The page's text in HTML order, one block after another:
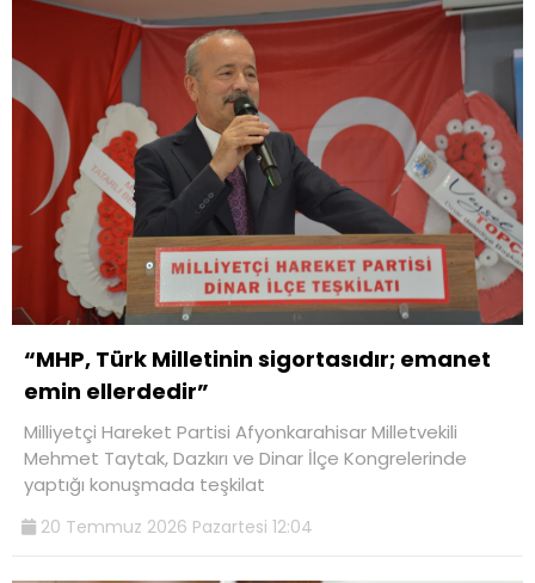
“MHP, Türk Milletinin sigortasıdır; emanet
emin ellerdedir”
Milliyetçi Hareket Partisi Afyonkarahisar Milletvekili
Mehmet Taytak, Dazkırı ve Dinar İlçe Kongrelerinde
yaptığı konuşmada teşkilat
20 Temmuz 2026 Pazartesi 12:04